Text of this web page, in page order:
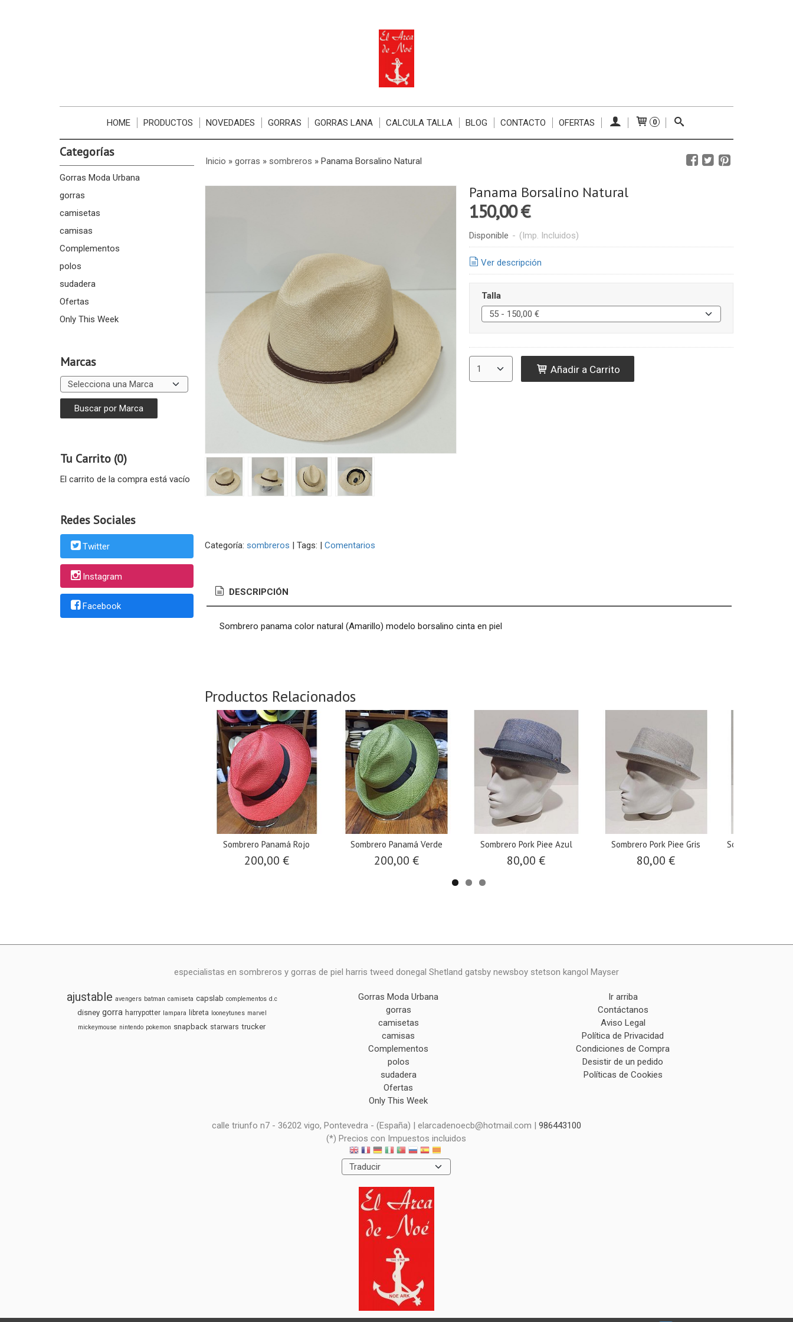
HOME PRODUCTOS NOVEDADES GORRAS GORRAS LANA CALCULA TALLA BLOG CONTACTO OFERTAS 0
Categorías
Gorras Moda Urbana
gorras
camisetas
camisas
Complementos
polos
sudadera
Ofertas
Only This Week
Marcas
Tu Carrito (0)
El carrito de la compra está vacío
Redes Sociales
Twitter
Instagram
Facebook
Inicio » gorras » sombreros » Panama Borsalino Natural
Panama Borsalino Natural
150,00 €
Disponible - (Imp. Incluidos)
Ver descripción
Talla
Añadir a Carrito
Categoría: sombreros | Tags: | Comentarios
DESCRIPCIÓN
Sombrero panama color natural (Amarillo) modelo borsalino cinta en piel
Productos Relacionados
Sombrero Panamá Rojo
200,00 €
Sombrero Panamá Verde
200,00 €
Sombrero Pork Piee Azul
80,00 €
Sombrero Pork Piee Gris
80,00 €
Sombrero Pork
especialistas en sombreros y gorras de piel harris tweed donegal Shetland gatsby newsboy stetson kangol Mayser
ajustable avengers batman camiseta capslab complementos d.c
disney gorra harrypotter lampara libreta looneytunes marvel
mickeymouse nintendo pokemon snapback starwars trucker
Gorras Moda Urbana
gorras
camisetas
camisas
Complementos
polos
sudadera
Ofertas
Only This Week
Ir arriba
Contáctanos
Aviso Legal
Política de Privacidad
Condiciones de Compra
Desistir de un pedido
Políticas de Cookies
calle triunfo n7 - 36202 vigo, Pontevedra - (España) | elarcadenoecb@hotmail.com | 986443100
(*) Precios con Impuestos incluidos